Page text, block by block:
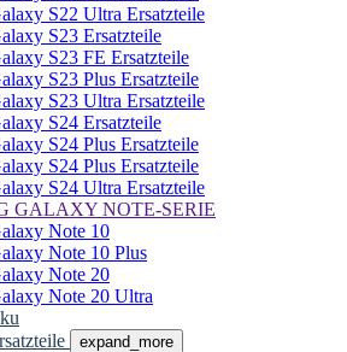
S22 Ultra Ersatzteile
S23 Ersatzteile
S23 FE Ersatzteile
S23 Plus Ersatzteile
S23 Ultra Ersatzteile
S24 Ersatzteile
S24 Plus Ersatzteile
S24 Plus Ersatzteile
S24 Ultra Ersatzteile
GALAXY NOTE-SERIE
Note 10
Note 10 Plus
Note 20
Note 20 Ultra
expand_more